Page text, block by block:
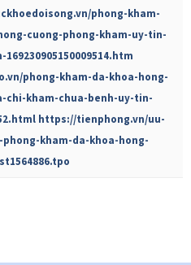
phong-kham-
cuong-phong-kham-uy-tin-
phong-kham-da-khoa-hong-
chi-kham-chua-benh-uy-tin-
https://tienphong.vn/uu-
kham-da-khoa-hong-